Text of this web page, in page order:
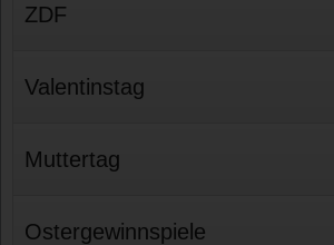
ZDF
Valentinstag
Muttertag
Ostergewinnspiele